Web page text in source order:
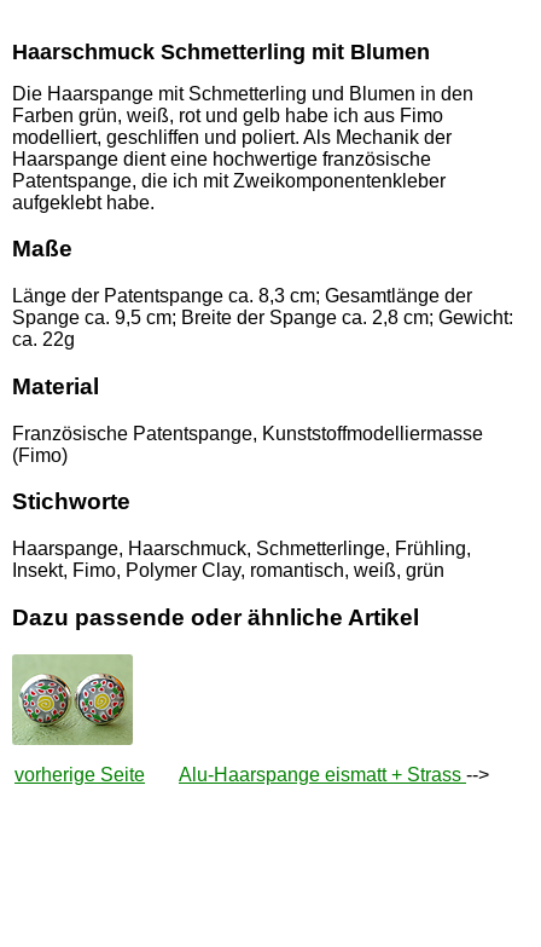
Haarschmuck Schmetterling mit Blumen
Die Haarspange mit Schmetterling und Blumen in den
Farben grün, weiß, rot und gelb habe ich aus Fimo
modelliert, geschliffen und poliert. Als Mechanik der
Haarspange dient eine hochwertige französische
Patentspange, die ich mit Zweikomponentenkleber
aufgeklebt habe.
Maße
Länge der Patentspange ca. 8,3 cm; Gesamtlänge der
Spange ca. 9,5 cm; Breite der Spange ca. 2,8 cm; Gewicht:
ca. 22g
Material
Französische Patentspange, Kunststoffmodelliermasse
(Fimo)
Stichworte
Haarspange, Haarschmuck, Schmetterlinge, Frühling,
Insekt, Fimo, Polymer Clay, romantisch, weiß, grün
Dazu passende oder ähnliche Artikel
vorherige Seite Alu-Haarspange eismatt + Strass -->